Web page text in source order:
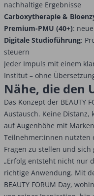
nachhaltige Ergebnisse
Carboxytherapie &
Premium-PMU (40+):
Digitale Studioführung:
steuern
Jeder Impuls mit einem
Institut – ohne
Nähe, die den
Das Konzept der BEAUTY
Austausch. Keine Distanz,
auf Augenhöhe mit
Teilnehmer:innen nutzten
Fragen zu stellen und
„Erfolg entsteht nicht nur
richtige Anwendung. Mit
BEAUTY FORUM Day,